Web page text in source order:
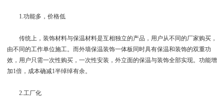
1.功能多，价格低
传统上，装饰材料与保温材料是互相独立的产品，用户从不同的厂家购买，
由不同的工作单位施工。而外墙保温装饰一体板同时具有保温和装饰的双重功
效，用户只需一次性购买，一次性安装，外立面的保温与装饰全部实现。功能增
加1倍，成本确减1半绰绰有余。
2.工厂化